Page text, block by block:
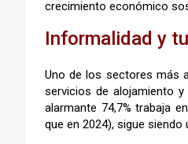
crecimiento económico
Informalidad y
Uno de los sectores más
servicios de alojamiento
alarmante 74,7% trabaja
que en 2024), sigue